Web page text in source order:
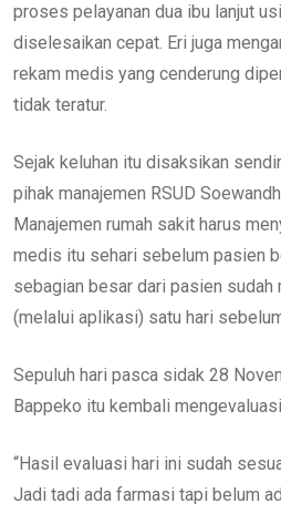
proses pelayanan dua ibu lanjut
diselesaikan cepat. Eri juga
rekam medis yang cenderung
tidak teratur.
Sejak keluhan itu disaksikan
pihak manajemen RSUD
Manajemen rumah sakit harus
medis itu sehari sebelum pasien
sebagian besar dari pasien sudah
(melalui aplikasi) satu hari
Sepuluh hari pasca sidak 28
Bappeko itu kembali
“Hasil evaluasi hari ini sudah
Jadi tadi ada farmasi tapi belum